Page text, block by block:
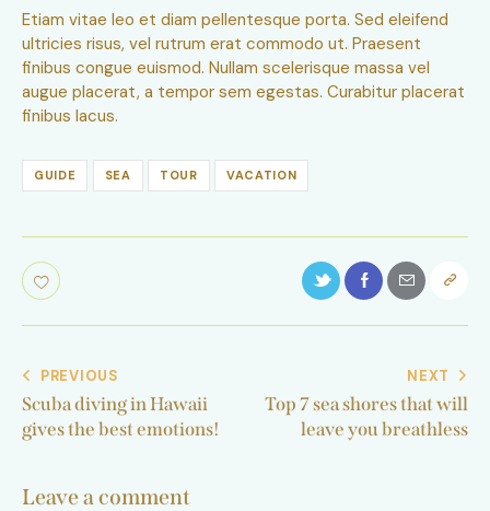
Etiam vitae leo et diam pellentesque porta. Sed eleifend
ultricies risus, vel rutrum erat commodo ut. Praesent
finibus congue euismod. Nullam scelerisque massa vel
augue placerat, a tempor sem egestas. Curabitur placerat
finibus lacus.
GUIDE SEA TOUR VACATION
PREVIOUS
Scuba diving in Hawaii
gives the best emotions!
NEXT
Top 7 sea shores that will
leave you breathless
Leave a comment